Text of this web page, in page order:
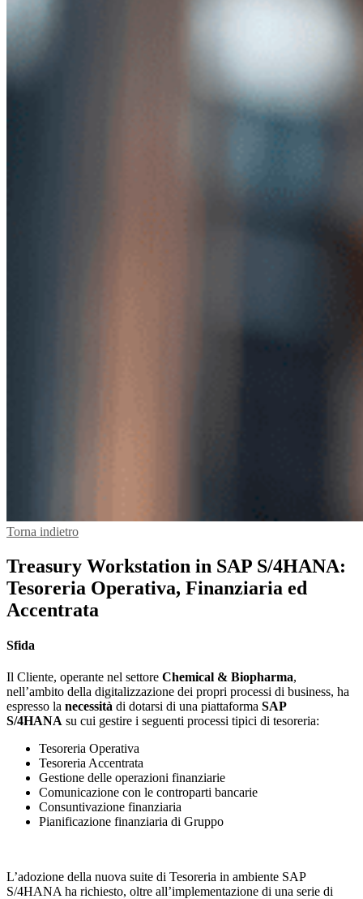
Torna indietro
Treasury Workstation in SAP S/4HANA:
Tesoreria Operativa, Finanziaria ed
Accentrata
Sfida
Il Cliente, operante nel settore Chemical & Biopharma,
nell’ambito della digitalizzazione dei propri processi di business, ha
espresso la necessità di dotarsi di una piattaforma SAP
S/4HANA su cui gestire i seguenti processi tipici di tesoreria:
Tesoreria Operativa
Tesoreria Accentrata
Gestione delle operazioni finanziarie
Comunicazione con le controparti bancarie
Consuntivazione finanziaria
Pianificazione finanziaria di Gruppo
L’adozione della nuova suite di Tesoreria in ambiente SAP
S/4HANA ha richiesto, oltre all’implementazione di una serie di